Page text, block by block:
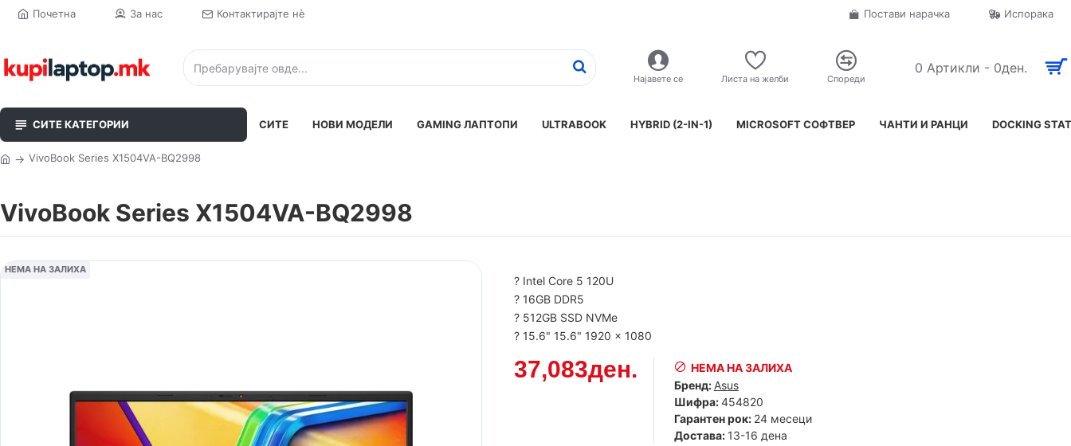
Почетна За нас Контактирајте нè Постави нарачка Испорака
Најавете се Листа на желби Спореди
0 Артикли - 0ден.
СИТЕ КАТЕГОРИИ СИТЕ НОВИ МОДЕЛИ GAMING ЛАПТОПИ ULTRABOOK HYBRID (2-IN-1) MICROSOFT СОФТВЕР ЧАНТИ И РАНЦИ DOCKING
VivoBook Series X1504VA-BQ2998
VivoBook Series X1504VA-BQ2998
НЕМА НА ЗАЛИХА
? Intel Core 5 120U
? 16GB DDR5
? 512GB SSD NVMe
? 15.6" 15.6" 1920 x 1080
37,083ден.
НЕМА НА ЗАЛИХА
Бренд: Asus
Шифра:454820
Гарантен рок: 24 месеци
Достава: 13-16 дена